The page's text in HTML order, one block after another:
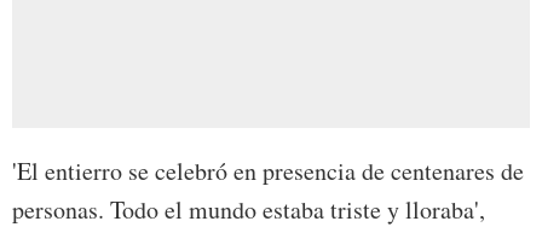
'El entierro se celebró en presencia de centenares de
personas. Todo el mundo estaba triste y lloraba',